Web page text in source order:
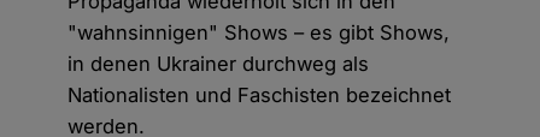
"wahnsinnigen" Shows – es gibt Shows,
in denen Ukrainer durchweg als
Nationalisten und Faschisten bezeichnet
werden.